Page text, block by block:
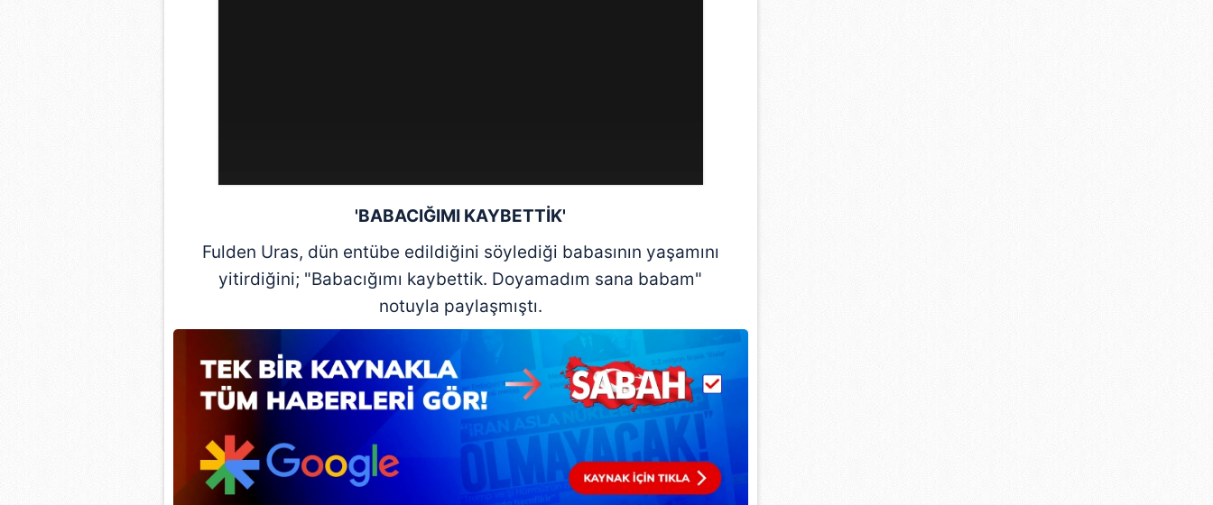
'BABACIĞIMI KAYBETTİK'
Fulden Uras, dün entübe edildiğini söylediği babasının yaşamını
yitirdiğini; "Babacığımı kaybettik. Doyamadım sana babam"
notuyla paylaşmıştı.